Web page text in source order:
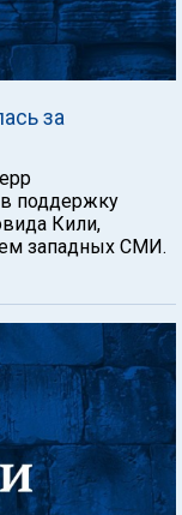
за
в поддержку
Кили,
западных СМИ.